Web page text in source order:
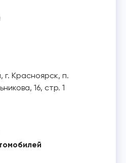
г. Красноярск, п.
16, стр. 1